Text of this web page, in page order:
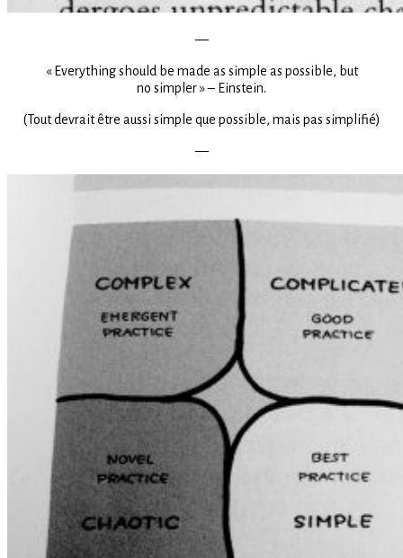
—
« Everything should be made as simple as possible, but
no simpler » – Einstein.
(Tout devrait être aussi simple que possible, mais pas simplifié)
—